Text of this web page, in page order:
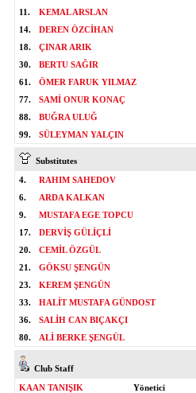
11.
KEMAL ARSLAN
14.
DEREN ÖZCİHAN
18.
ÇINAR ARIK
30.
BERTU SAĞIR
61.
ÖMER FARUK YILMAZ
77.
SAMİ ONUR KONAÇ
88.
BUĞRA ULUĞ
99.
SÜLEYMAN YALÇIN
Substitutes
4.
RAHIM SAHEDOV
6.
ARDA KALKAN
9.
MUSTAFA EGE TOPCU
17.
DERVİŞ GÜLİÇLİ
20.
CEMİL ÖZGÜL
21.
GÖKSU ŞENGÜN
23.
KEREM ŞENGÜN
33.
HALİT MUSTAFA GÜNDOST
36.
SALİH CAN BIÇAKÇI
80.
ALİ BERKE ŞENGÜL
Club Staff
KAAN TANIŞIK
Yönetici